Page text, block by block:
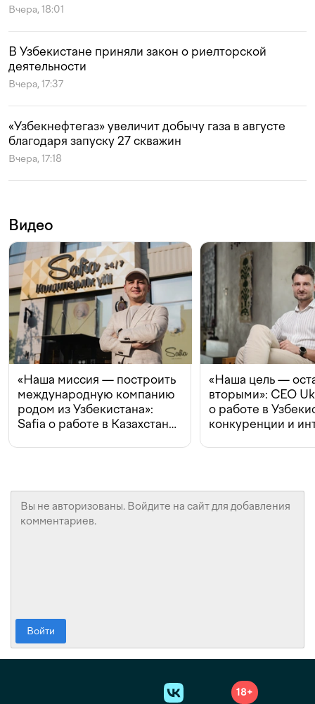
Вчера, 18:01
В Узбекистане приняли закон о риелторской
деятельности
Вчера, 17:37
«Узбекнефтегаз» увеличит добычу газа в августе
благодаря запуску 27 скважин
Вчера, 17:18
Видео
«Наша миссия — построить
международную компанию
родом из Узбекистана»:
Safia о работе в Казахстане,
«Наша цель —
вторыми»: CEO
о работе в
конкуренции и
Войти
18+